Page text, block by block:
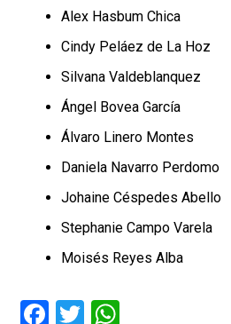
Alex Hasbum Chica
Cindy Peláez de La Hoz
Silvana Valdeblanquez
Ángel Bovea García
Álvaro Linero Montes
Daniela Navarro Perdomo
Johaine Céspedes Abello
Stephanie Campo Varela
Moisés Reyes Alba
Facebook
TwitterWhatsApp